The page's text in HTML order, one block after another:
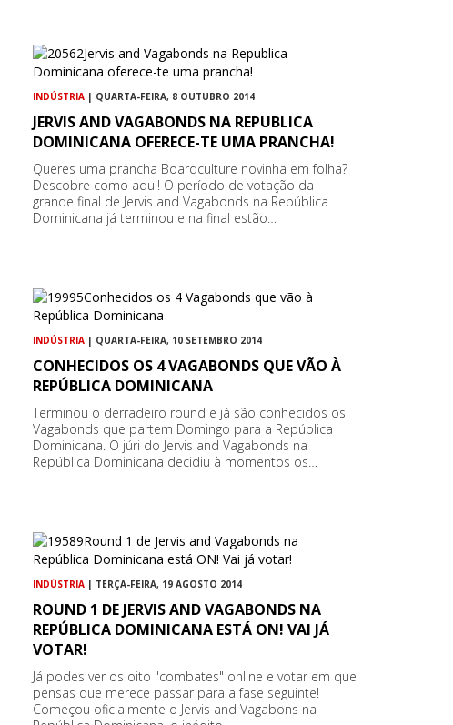
INDÚSTRIA | QUARTA-FEIRA, 8 OUTUBRO 2014
JERVIS AND VAGABONDS NA REPUBLICA
DOMINICANA OFERECE-TE UMA PRANCHA!
Queres uma prancha Boardculture novinha em folha?
Descobre como aqui! O período de votação da
grande final de Jervis and Vagabonds na República
Dominicana já terminou e na final estão…
INDÚSTRIA | QUARTA-FEIRA, 10 SETEMBRO 2014
CONHECIDOS OS 4 VAGABONDS QUE VÃO À
REPÚBLICA DOMINICANA
Terminou o derradeiro round e já são conhecidos os
Vagabonds que partem Domingo para a República
Dominicana. O júri do Jervis and Vagabonds na
República Dominicana decidiu à momentos os…
INDÚSTRIA | TERÇA-FEIRA, 19 AGOSTO 2014
ROUND 1 DE JERVIS AND VAGABONDS NA
REPÚBLICA DOMINICANA ESTÁ ON! VAI JÁ
VOTAR!
Já podes ver os oito "combates" online e votar em que
pensas que merece passar para a fase seguinte!
Começou oficialmente o Jervis and Vagabons na